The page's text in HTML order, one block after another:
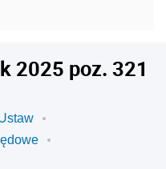
2025 poz. 321